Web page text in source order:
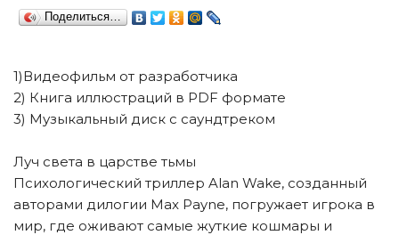
Поделиться…
1)Видеофильм от разработчика
2) Книга иллюстраций в PDF формате
3) Музыкальный диск с саундтреком
Луч света в царстве тьмы
Психологический триллер Alan Wake, созданный
авторами дилогии Max Payne, погружает игрока в
мир, где оживают самые жуткие кошмары и